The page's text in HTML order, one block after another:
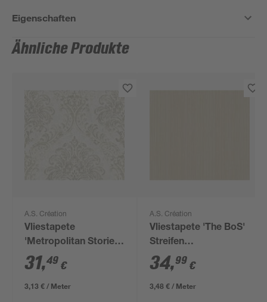
Eigenschaften
Ähnliche Produkte
A.S. Création
Vliestapete
'Metropolitan Stories
Travel Styles'
Ornament
beige/goldfarben 0,53
31,49 €
3,13 € / Meter
A.S. Création
Vliestapete 'The BoS'
Streifen
beige/goldfarben 0,53
x 10,05 m
34,99 €
3,48 € / Meter